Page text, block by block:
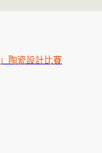
陶瓷設計比賽